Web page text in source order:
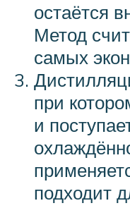
остаётся
Метод
самых
при
и
подходит